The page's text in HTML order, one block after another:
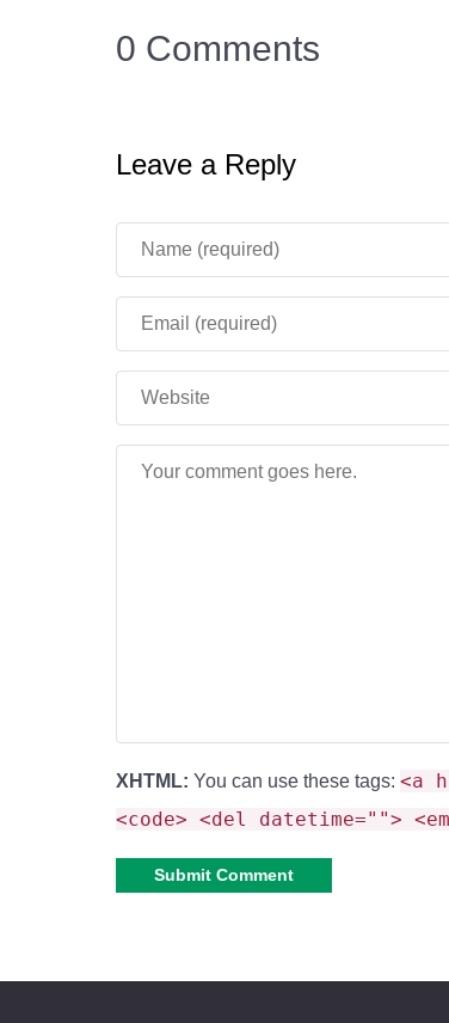
только контур, а только позже
0 Comments
Leave a Reply
XHTML: You can use these tags: <a
<code> <del datetime="">